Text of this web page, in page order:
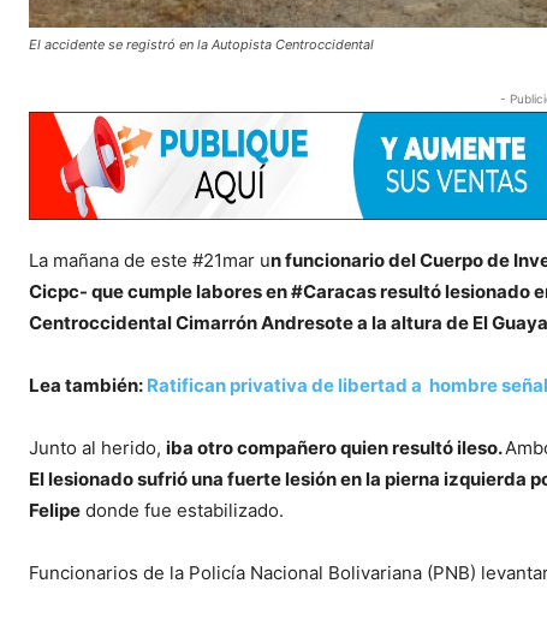
El accidente se registró en la Autopista Centroccidental
-
La mañana de este #21mar un funcionario del Cuerpo de
Cicpc- que cumple labores en #Caracas resultó lesionado
Centroccidental Cimarrón Andresote a la altura de El
Lea también: Ratifican privativa de libertad a hombre
Junto al herido, iba otro compañero quien resultó ileso.
El lesionado sufrió una fuerte lesión en la pierna izquierda
Felipe donde fue estabilizado.
Funcionarios de la Policía Nacional Bolivariana (PNB)